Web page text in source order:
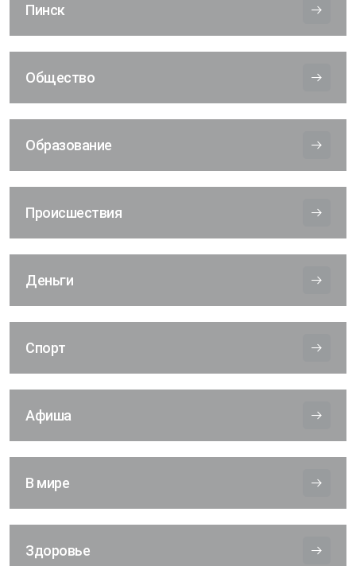
Пинск
Общество
Образование
Происшествия
Деньги
Спорт
Афиша
В мире
Здоровье